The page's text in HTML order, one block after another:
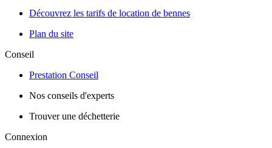
Découvrez les tarifs de location de bennes
Plan du site
Conseil
Prestation Conseil
Nos conseils d'experts
Trouver une déchetterie
Connexion